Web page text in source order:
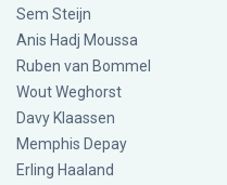
Sem Steijn
Anis Hadj Moussa
Ruben van Bommel
Wout Weghorst
Davy Klaassen
Memphis Depay
Erling Haaland